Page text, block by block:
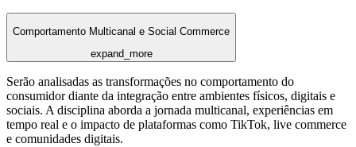
Comportamento Multicanal e Social Commerce
expand_more
Serão analisadas as transformações no comportamento do
consumidor diante da integração entre ambientes físicos, digitais e
sociais. A disciplina aborda a jornada multicanal, experiências em
tempo real e o impacto de plataformas como TikTok, live commerce
e comunidades digitais.